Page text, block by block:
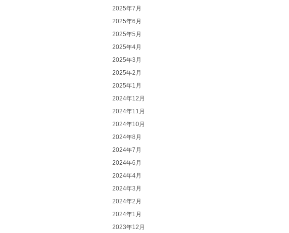
2025年7月
2025年6月
2025年5月
2025年4月
2025年3月
2025年2月
2025年1月
2024年12月
2024年11月
2024年10月
2024年8月
2024年7月
2024年6月
2024年4月
2024年3月
2024年2月
2024年1月
2023年12月